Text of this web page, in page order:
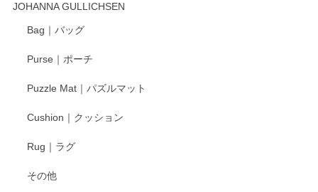
JOHANNA GULLICHSEN
Bag｜バッグ
Purse｜ポーチ
Puzzle Mat｜パズルマット
Cushion｜クッション
Rug｜ラグ
その他